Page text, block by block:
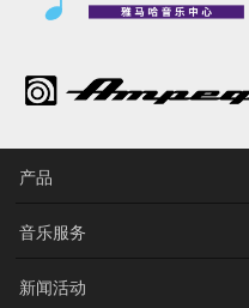
产品
音乐服务
新闻活动